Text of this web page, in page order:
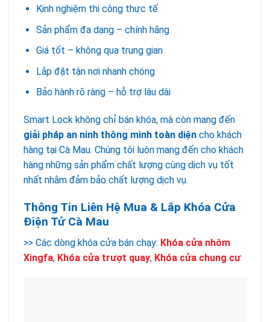
Kinh nghiệm thi công thực tế
Sản phẩm đa dạng – chính hãng
Giá tốt – không qua trung gian
Lắp đặt tận nơi nhanh chóng
Bảo hành rõ ràng – hỗ trợ lâu dài
Smart Lock không chỉ bán khóa, mà còn mang đến
giải pháp an ninh thông minh toàn diện cho khách
hàng tại Cà Mau. Chúng tôi luôn mang đến cho khách
hàng những sản phẩm chất lượng cùng dịch vụ tốt
nhất nhằm đảm bảo chất lượng dịch vụ.
Thông Tin Liên Hệ Mua & Lắp Khóa Cửa
Điện Tử Cà Mau
>> Các dòng khóa cửa bán chạy: Khóa cửa nhôm
Xingfa, Khóa cửa trượt quay, Khóa cửa chung cư